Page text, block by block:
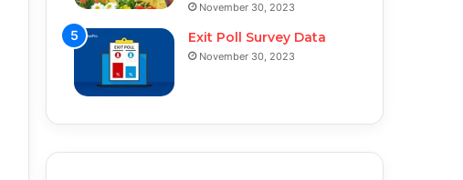
November 30, 2023
Exit Poll Survey Data
November 30, 2023